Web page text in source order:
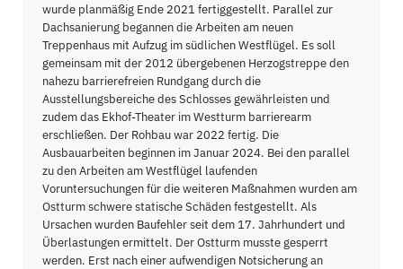
wurde planmäßig Ende 2021 fertiggestellt. Parallel zur
Dachsanierung begannen die Arbeiten am neuen
Treppenhaus mit Aufzug im südlichen Westflügel. Es soll
gemeinsam mit der 2012 übergebenen Herzogstreppe den
nahezu barrierefreien Rundgang durch die
Ausstellungsbereiche des Schlosses gewährleisten und
zudem das Ekhof-Theater im Westturm barrierearm
erschließen. Der Rohbau war 2022 fertig. Die
Ausbauarbeiten beginnen im Januar 2024. Bei den parallel
zu den Arbeiten am Westflügel laufenden
Voruntersuchungen für die weiteren Maßnahmen wurden am
Ostturm schwere statische Schäden festgestellt. Als
Ursachen wurden Baufehler seit dem 17. Jahrhundert und
Überlastungen ermittelt. Der Ostturm musste gesperrt
werden. Erst nach einer aufwendigen Notsicherung an